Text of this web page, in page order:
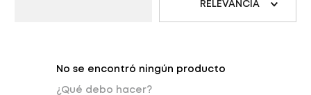
RELEVANCIA
No se encontró ningún producto
¿Qué debo hacer?